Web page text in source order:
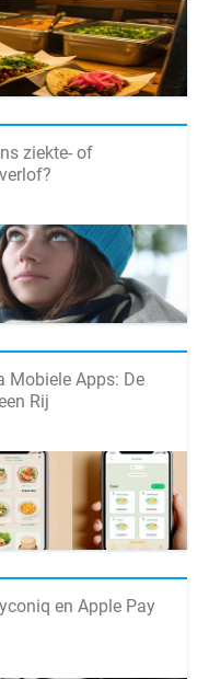
ziekte- of
Mobiele Apps: De
Rij
en Apple Pay